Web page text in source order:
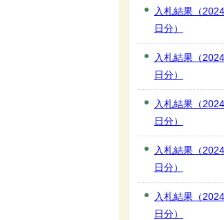
入札結果（
日分）
入札結果（
日分）
入札結果（
日分）
入札結果（
日分）
入札結果（
日分）